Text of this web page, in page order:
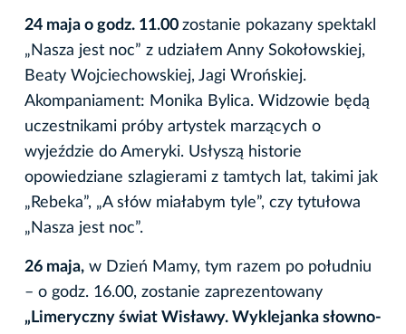
24 maja o godz. 11.00 zostanie pokazany spektakl
„Nasza jest noc” z udziałem Anny Sokołowskiej,
Beaty Wojciechowskiej, Jagi Wrońskiej.
Akompaniament: Monika Bylica. Widzowie będą
uczestnikami próby artystek marzących o
wyjeździe do Ameryki. Usłyszą historie
opowiedziane szlagierami z tamtych lat, takimi jak
„Rebeka”, „A słów miałabym tyle”, czy tytułowa
„Nasza jest noc”.
26 maja, w Dzień Mamy, tym razem po południu
– o godz. 16.00, zostanie zaprezentowany
„Limeryczny świat Wisławy. Wyklejanka słowno-